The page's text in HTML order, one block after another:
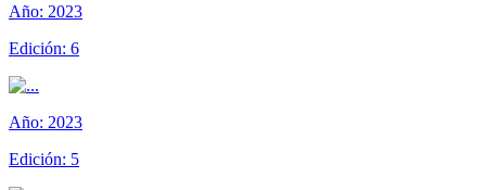
Año: 2023
Edición: 6
Año: 2023
Edición: 5